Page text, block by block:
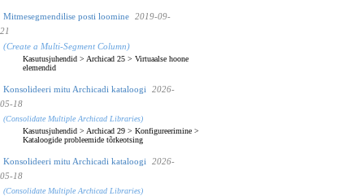
Mitmesegmendilise posti loomine
2019-09-
21
(Create a Multi-Segment Column)
Kasutusjuhendid > Archicad 25 > Virtuaalse hoone
elemendid
Konsolideeri mitu Archicadi kataloogi
2026-
05-18
(Consolidate Multiple Archicad Libraries)
Kasutusjuhendid > Archicad 29 > Konfigureerimine >
Kataloogide probleemide tõrkeotsing
Konsolideeri mitu Archicadi kataloogi
2026-
05-18
(Consolidate Multiple Archicad Libraries)